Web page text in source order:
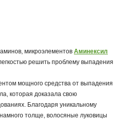
микроэлементов Аминексил
решить проблему выпадения
мощного средства от выпадения
которая доказала свою
Благодаря уникальному
толще, волосяные луковицы